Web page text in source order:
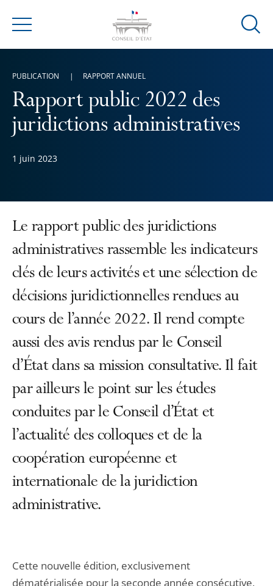
Menu
Ouvrir
Rapport public 2022 des
juridictions administratives
1 juin 2023
PUBLICATION RAPPORT ANNUEL
Le rapport public des juridictions
administratives rassemble les indicateurs
clés de leurs activités et une sélection de
décisions juridictionnelles rendues au
cours de l’année 2022. Il rend compte
aussi des avis rendus par le Conseil
d’État dans sa mission consultative. Il fait
par ailleurs le point sur les études
conduites par le Conseil d’État et
l’actualité des colloques et de la
coopération européenne et
internationale de la juridiction
administrative.
Cette nouvelle édition, exclusivement
dématérialisée pour la seconde année consécutive,